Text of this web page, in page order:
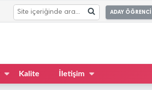
ADAY ÖĞRENCİ
Kalite İletişim